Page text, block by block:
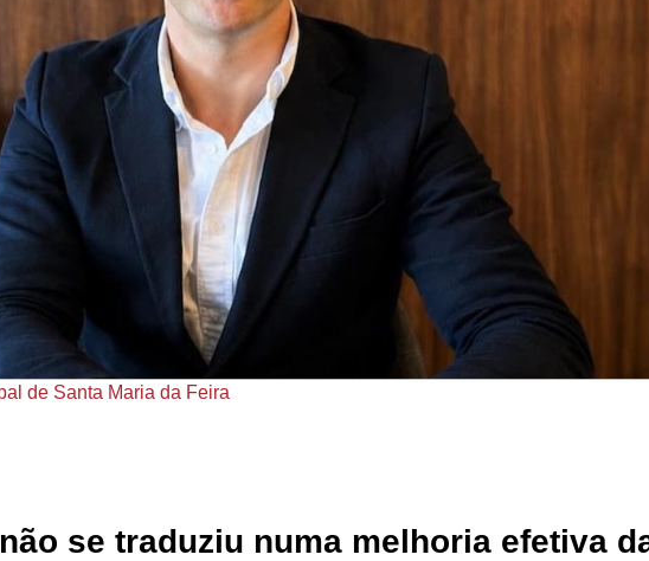
de Santa Maria da Feira
se traduziu numa melhoria efetiva